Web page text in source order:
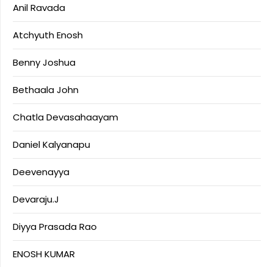
Anil Ravada
Atchyuth Enosh
Benny Joshua
Bethaala John
Chatla Devasahaayam
Daniel Kalyanapu
Deevenayya
Devaraju.J
Diyya Prasada Rao
ENOSH KUMAR